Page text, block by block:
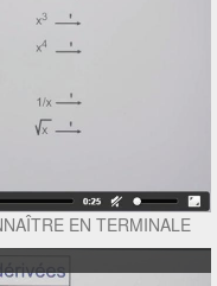
EN TERMINALE